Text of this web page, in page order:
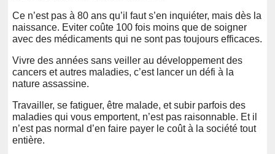
Ce n’est pas à 80 ans qu’il faut s’en inquiéter, mais dès la
naissance. Eviter coûte 100 fois moins que de soigner
avec des médicaments qui ne sont pas toujours efficaces.
Vivre des années sans veiller au développement des
cancers et autres maladies, c’est lancer un défi à la
nature assassine.
Travailler, se fatiguer, être malade, et subir parfois des
maladies qui vous emportent, n’est pas raisonnable. Et il
n’est pas normal d’en faire payer le coût à la société tout
entière.